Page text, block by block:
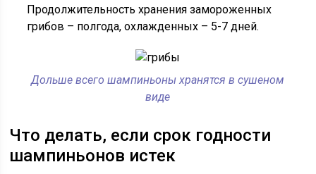
Продолжительность хранения замороженных
грибов – полгода, охлажденных – 5-7 дней.
Дольше всего шампиньоны хранятся в сушеном
виде
Что делать, если срок годности
шампиньонов истек